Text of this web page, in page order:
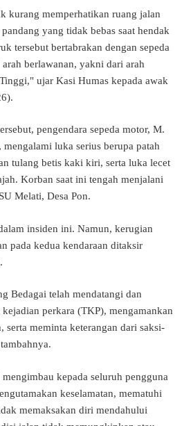
kurang memperhatikan ruang jalan
yang tidak bebas saat hendak
tersebut bertabrakan dengan sepeda
berlawanan, yakni dari arah
ujar Kasi Humas kepada awak
pengendara sepeda motor, M.
luka serius berupa patah
tulang betis kaki kiri, serta luka lecet
Korban saat ini tengah menjalani
Melati, Desa Pon.
insiden ini. Namun, kerugian
pada kedua kendaraan ditaksir
Bedagai telah mendatangi dan
perkara (TKP), mengamankan
serta meminta keterangan dari saksi-
mengimbau kepada seluruh pengguna
keselamatan, mematuhi
memaksakan diri mendahului